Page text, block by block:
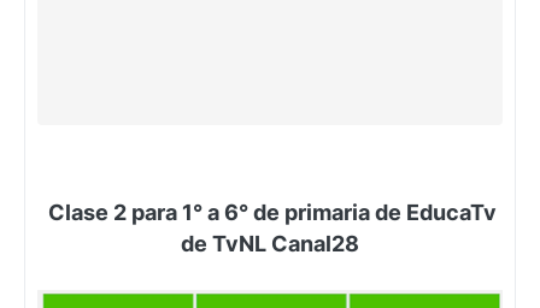
Clase 2 para 1° a 6° de primaria de EducaTv
de TvNL Canal28